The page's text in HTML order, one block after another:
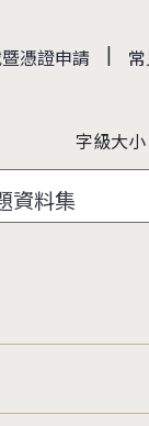
憑證申請 |
字級大小
資料集